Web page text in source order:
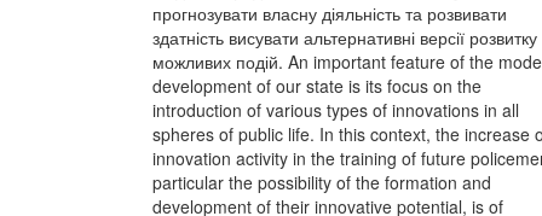
прогнозувати власну діяльність та розвивати
здатність висувати альтернативні версії розвитку
можливих подій. An important feature of the
development of our state is its focus on the
introduction of various types of innovations in all
spheres of public life. In this context, the increase
innovation activity in the training of future
particular the possibility of the formation and
development of their innovative potential, is of